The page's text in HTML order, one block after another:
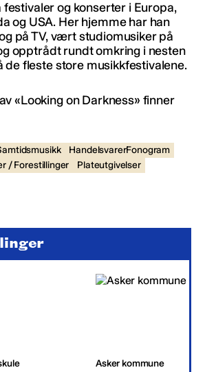
og konserter i Europa,
og USA. Her hjemme har han
på TV, vært studiomusiker på
opptrådt rundt omkring i nesten
de fleste store musikkfestivalene.
«Looking on Darkness» finner
HandelsvarerFonogram
/ Forestillinger Plateutgivelser
Asker kommune